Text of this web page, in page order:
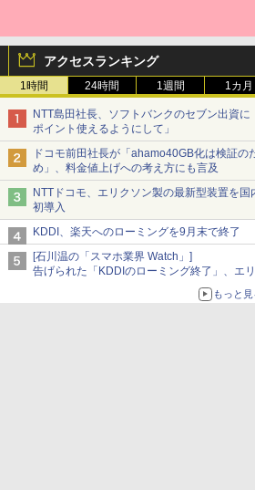
アクセスランキング
1時間 24時間 1週間 1カ月
NTT島田社長、ソフトバンクのセブン出資に
ポイント使えるようにして」
ドコモ前田社長が「ahamo40GB化は検証の
め」、料金値上げへの考え方にも言及
NTTドコモ、エリクソン製の最新型装置を国
初導入
KDDI、楽天へのローミングを9月末で終了
[石川温の「スマホ業界 Watch」]
告げられた「KDDIのローミング終了」、エ
マップの落とし穴と楽天モバイルの課題
もっと見